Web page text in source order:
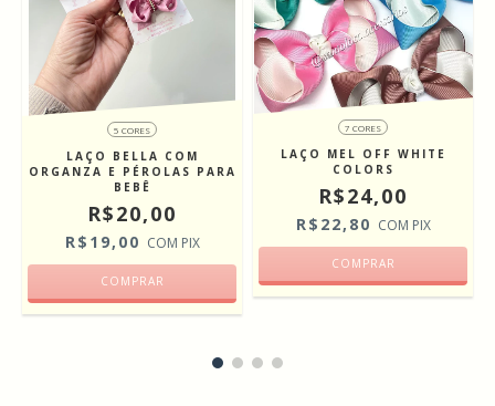
5 CORES
LAÇO BELLA COM
ORGANZA E PÉROLAS PARA
BEBÊ
R$20,00
R$19,00 COM PIX
COMPRAR
7 CORES
LAÇO MEL OFF WHITE
COLORS
R$24,00
R$22,80 COM PIX
COMPRAR